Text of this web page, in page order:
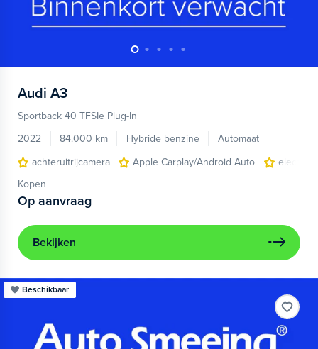
Audi A3
Sportback 40 TFSIe Plug-In
2022
84.000 km Hybride benzine
Automaat
achteruitrijcamera
Apple Carplay/Android Auto
Kopen
Op aanvraag
Bekijken
Beschikbaar